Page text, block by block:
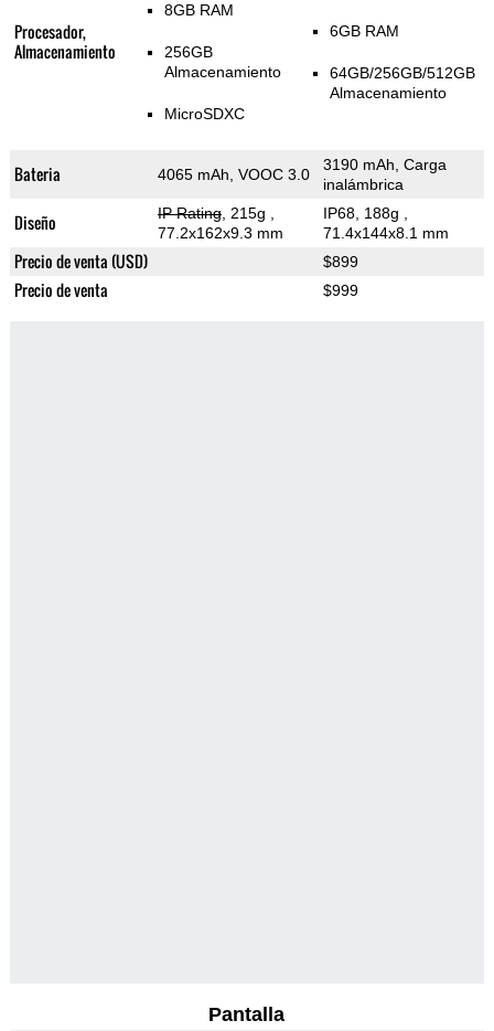
Procesador,
Almacenamiento
8GB RAM
256GB
Almacenamiento
MicroSDXC
6GB RAM
64GB/256GB/512GB
Almacenamiento
Bateria 4065 mAh, VOOC 3.0
3190 mAh, Carga
inalámbrica
Diseño IP Rating, 215g
77.2x162x9.3 mm
IP68, 188g
71.4x144x8.1 mm
Precio de venta (USD) $899
Precio de venta $999
Pantalla